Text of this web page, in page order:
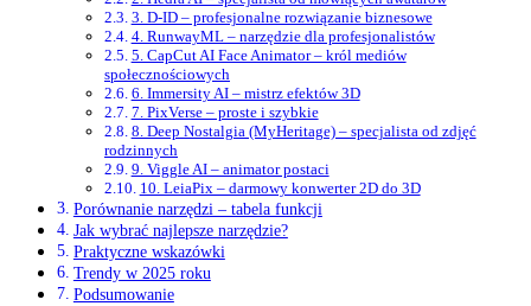
3. D-ID – profesjonalne rozwiązanie biznesowe
4. RunwayML – narzędzie dla profesjonalistów
5. CapCut AI Face Animator – król mediów
społecznościowych
6. Immersity AI – mistrz efektów 3D
7. PixVerse – proste i szybkie
8. Deep Nostalgia (MyHeritage) – specjalista od zdjęć
rodzinnych
9. Viggle AI – animator postaci
10. LeiaPix – darmowy konwerter 2D do 3D
Porównanie narzędzi – tabela funkcji
Jak wybrać najlepsze narzędzie?
Praktyczne wskazówki
Trendy w 2025 roku
Podsumowanie